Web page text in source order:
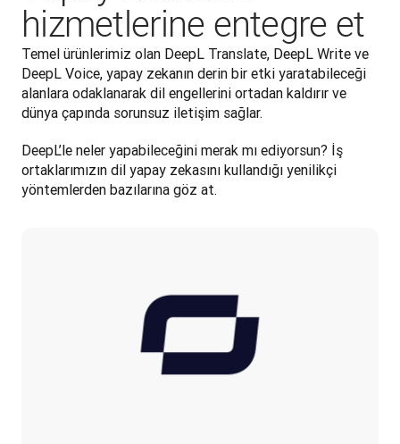
hizmetlerine entegre et
Temel ürünlerimiz olan DeepL Translate, DeepL Write ve
DeepL Voice, yapay zekanın derin bir etki yaratabileceği
alanlara odaklanarak dil engellerini ortadan kaldırır ve
dünya çapında sorunsuz iletişim sağlar.
DeepL’le neler yapabileceğini merak mı ediyorsun? İş
ortaklarımızın dil yapay zekasını kullandığı yenilikçi
yöntemlerden bazılarına göz at.